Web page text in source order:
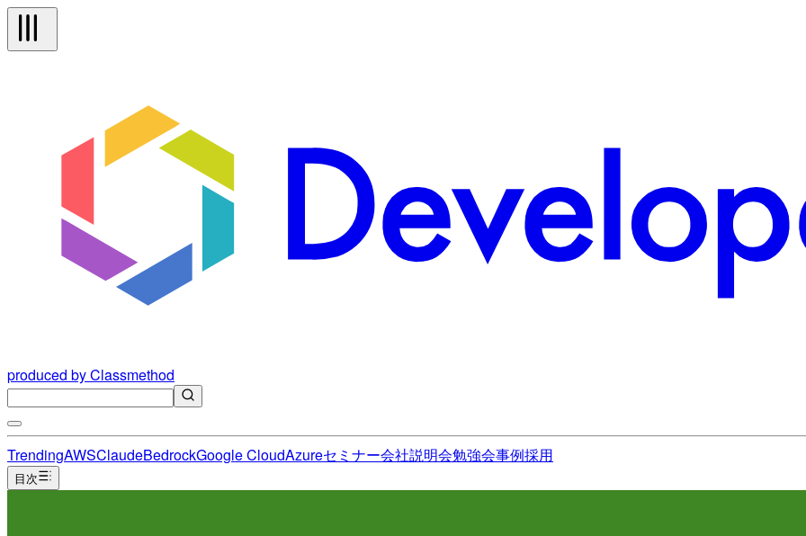
produced by Classmethod
TrendingAWSClaudeBedrockGoogle CloudAzureセミナー会社説明会勉強会事例採用
目次